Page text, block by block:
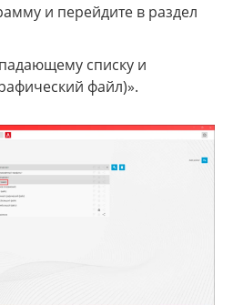
и перейдите в раздел
списку и
файл)».